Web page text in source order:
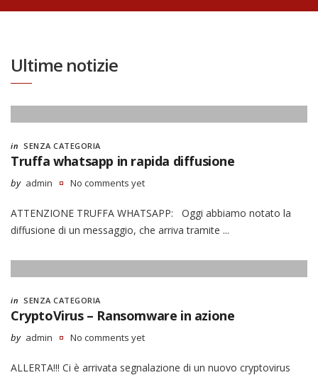
Ultime notizie
in SENZA CATEGORIA
Truffa whatsapp in rapida diffusione
by admin No comments yet
ATTENZIONE TRUFFA WHATSAPP: Oggi abbiamo notato la
diffusione di un messaggio, che arriva tramite ...
in SENZA CATEGORIA
CryptoVirus – Ransomware in azione
by admin No comments yet
ALLERTA!!! Ci è arrivata segnalazione di un nuovo cryptovirus